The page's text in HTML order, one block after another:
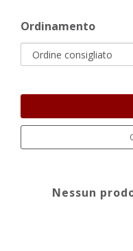
Ordinamento
Nessun